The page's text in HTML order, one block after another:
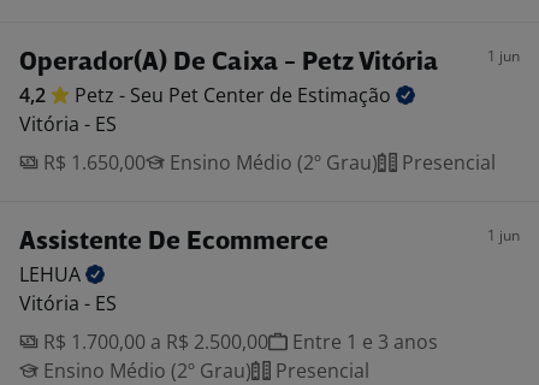
Operador(A) De Caixa - Petz Vitória 1 jun
4,2 Petz - Seu Pet Center de Estimação
Vitória - ES
R$ 1.650,00
Ensino Médio (2º Grau) Presencial
Assistente De Ecommerce 1 jun
LEHUA
Vitória - ES
R$ 1.700,00 a R$ 2.500,00
Entre 1 e 3 anos
Ensino Médio (2º Grau)
Presencial